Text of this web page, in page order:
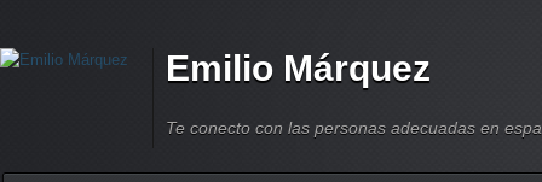
Emilio Márquez
Te conecto con las personas adecuadas en